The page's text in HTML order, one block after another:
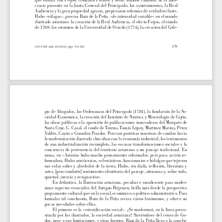
CES.XVIII, núm. 24 (2014), págs. 153-202 179
cracia presente en la Junta General del Principado, los ayuntamientos, la Real
Audiencia y la gran propiedad agraria, propiciaron reformas de verdadero fuste.
Hubo «ráfagas», precisa Ruiz de la Peña, «de intensidad variable» en el mundo
ilustrado asturiano: la creación de la Real Audiencia, el efecto Feijoo, el sínodo
de 1769, los estatutos de la Universidad de Oviedo (1774), la creación del Cole-
gio de Abogados, las Ordenanzas del Principado (1781), la fundación de la So-
ciedad Económica, la creación del Instituto de Náutica y Mineralogía de Gijón,
las obras públicas o la aparición de publicaciones innovadoras del Marqués de
Santa Cruz, G. Casal, el conde de Toreno, Tomás López, Martínez Marina, Pérez
6ALDÏS  #AYØN O 'ONZÈLEZ 0ISADOR 0ERO TAN POSITIVAS MUESTRAS D E CAMBIO HACIA 
LA MODERNIZACIØN ILUSTRADA CHOCABAN CON LA ECONOMÓA INDUSTRIAL  LOS TESTIMONIOS 
de una industrialización incompleta, las escasas transformaciones sociales y la
conciencia de pertenencia del territorio asturiano a un paisaje tradicional. En
SUMA  EN i!STURIAS HUBO MUCHO PENSAMIENTO REFORMADOR  PERO POCA  ACCIØN RE-
FORMADORA (UBO ARISTØCRATAS  ECLESIÈSTICOS  FUNCIONARIOS E HIDALGOS QUE TEJIERON 
sus vidas sobre y alrededor de la tierra. Hubo, sin duda, reflexión, literatura y
artes, [pero también] sentimiento identitario del paisaje, añoranza y, sobre todo,
quietud, inercia y resignación».
En definitiva, la Ilustración asturiana, peculiar e insuficiente para moder-
nizar aspectos esenciales del Antiguo Régimen, brilla más desde la perspectiva
propiamente cultural que en la social, económica o político-administrativa. Para
formular tal conclusión, Ruiz de la Peña revisa varios fenómenos, y ofrece no
pocas novedades sobre ellos.
%L PRIMERO ES LA iESTRATIlCACIØN SOCIALw z3E MODERNIZØ  EN LA LÓNEA PRECO-
nizada por los ilustrados, la sociedad asturiana? Sirviéndose del censo de Go-
doy, pese a sus limitaciones, y otras fuentes, Ruiz de la Peña llega a la conclu-